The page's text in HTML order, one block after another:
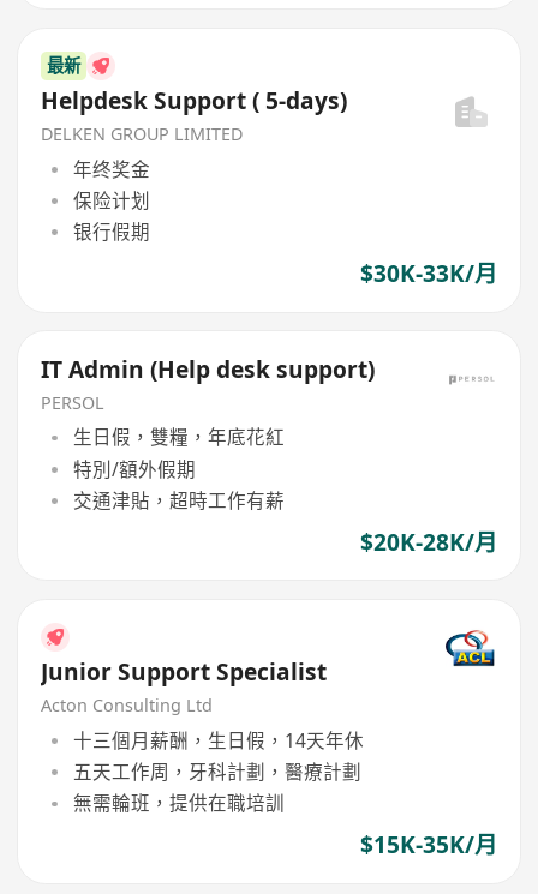
最新
Helpdesk Support ( 5-days)
DELKEN GROUP LIMITED
年终奖金
保险计划
银行假期
$30K-33K/月
IT Admin (Help desk support)
PERSOL
生日假，雙糧，年底花紅
特別/額外假期
交通津貼，超時工作有薪
$20K-28K/月
Junior Support Specialist
Acton Consulting Ltd
十三個月薪酬，生日假，14天年休
五天工作周，牙科計劃，醫療計劃
無需輪班，提供在職培訓
$15K-35K/月